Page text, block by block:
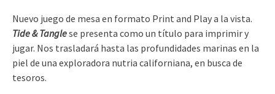
Nuevo juego de mesa en formato Print and Play a la vista.
Tide & Tanglese presenta como un título para imprimir y
jugar. Nos trasladará hasta las profundidades marinas en la
piel de una exploradora nutria californiana, en busca de
tesoros.